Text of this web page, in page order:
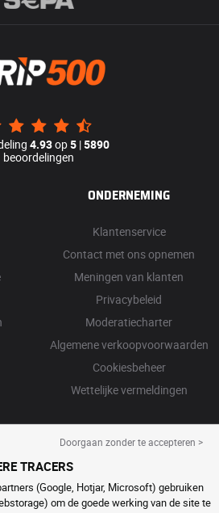
4.93op5 |5890
beoordelingen
ONDERNEMING
Klantenservice
Contact met ons opnemen
Meningen van klanten
Privacybeleid
Moderatiecharter
Algemene verkoopvoorwaarden
Cookiesbeheer
Wettelijke vermeldingen
Doorgaan zonder te accepteren >
TRACERS
(Google, Hotjar, Microsoft) gebruiken
om de goede werking van de site te